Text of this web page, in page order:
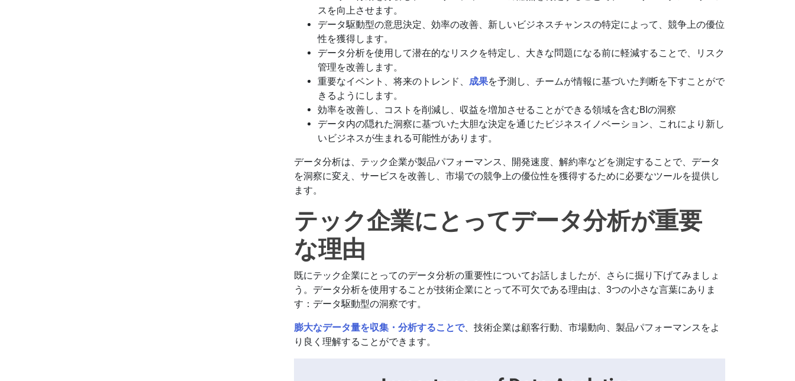
スを向上させます。
データ駆動型の意思決定、効率の改善、新しいビジネスチャンスの特定によって、競争上の優位
性を獲得します。
データ分析を使用して潜在的なリスクを特定し、大きな問題になる前に軽減することで、リスク
管理を改善します。
重要なイベント、将来のトレンド、 成果を予測し、チームが情報に基づいた判断を下すことがで
きるようにします。
効率を改善し、コストを削減し、収益を増加させることができる領域を含むBIの洞察
データ内の隠れた洞察に基づいた大胆な決定を通じたビジネスイノベーション、これにより新し
いビジネスが生まれる可能性があります。
データ分析は、テック企業が製品パフォーマンス、開発速度、解約率などを測定することで、データ
を洞察に変え、サービスを改善し、市場での競争上の優位性を獲得するために必要なツールを提供し
ます。
テック企業にとってデータ分析が重要
な理由
既にテック企業にとってのデータ分析の重要性についてお話しましたが、さらに掘り下げてみましょ
う。データ分析を使用することが技術企業にとって不可欠である理由は、3つの小さな言葉にありま
す：データ駆動型の洞察です。
膨大なデータ量を収集・分析することで、技術企業は顧客行動、市場動向、製品パフォーマンスをよ
り良く理解することができます。